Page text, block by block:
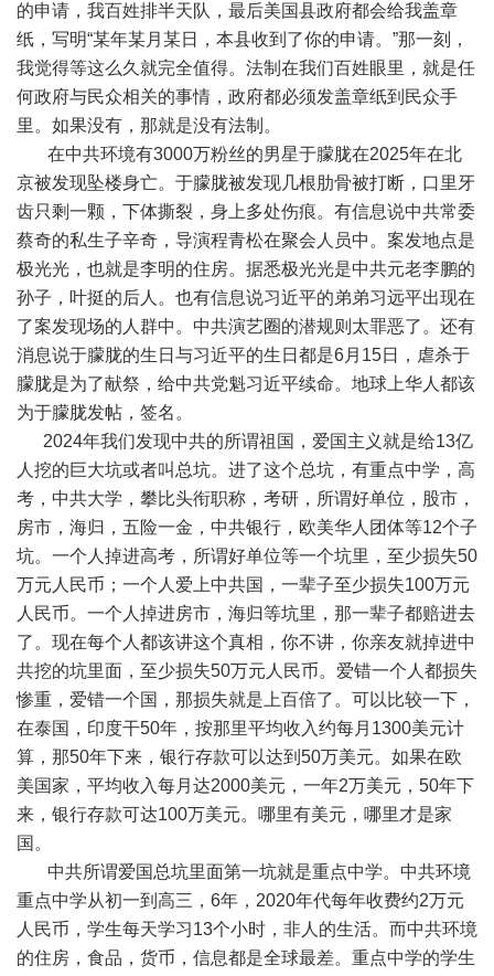
的申请，我百姓排半天队，最后美国县政府都会给我盖章
纸，写明“某年某月某日，本县收到了你的申请。 ”那一刻，
我觉得等这么久就完全值得。法制在我们百姓眼里，就是任
何政府与民众相关的事情，政府都必须发盖章纸到民众手
里。如果没有，那就是没有法制。
在中共环境有3000万粉丝的男星于朦胧在2025年在北
京被发现坠楼身亡。于朦胧被发现几根肋骨被打断，口里牙
齿只剩一颗，下体撕裂，身上多处伤痕。有信息说中共常委
蔡奇的私生子辛奇，导演程青松在聚会人员中。案发地点是
极光光，也就是李明的住房。据悉极光光是中共元老李鹏的
孙子，叶挺的后人。也有信息说习近平的弟弟习远平出现在
了案发现场的人群中。中共演艺圈的潜规则太罪恶了。还有
消息说于朦胧的生日与习近平的生日都是6月 15日，虐杀于
朦胧是为了献祭，给中共党魁习近平续命。地球上华人都该
为于朦胧发帖，签名。
2024年我们发现中共的所谓祖国，爱国主义就是给13亿
人挖的巨大坑或者叫总坑。进了这个总坑，有重点中学，高
考，中共大学，攀比头衔职称，考研，所谓好单位，股市，
房市，海归，五险一金，中共银行，欧美华人团体等12个子
坑。一个人掉进高考，所谓好单位等一个坑里，至少损失50
万元人民币；一个人爱上中共国，一辈子至少损失100万元
人民币。一个人掉进房市，海归等坑里，那一辈子都赔进去
了。现在每个人都该讲这个真相，你不讲，你亲友就掉进中
共挖的坑里面，至少损失50万元人民币。爱错一个人都损失
惨重，爱错一个国，那损失就是上百倍了。可以比较一下，
在泰国，印度干50年，按那里平均收入约每月 1300美元计
算，那50年下来，银行存款可以达到 50万美元。如果在欧
美国家，平均收入每月达2000美元，一年2万美元， 50年下
来，银行存款可达100万美元。哪里有美元，哪里才是家
国。
中共所谓爱国总坑里面第一坑就是重点中学。中共环境
重点中学从初一到高三， 6年， 2020年代每年收费约2万元
人民币，学生每天学习13个小时，非人的生活。而中共环境
的住房，食品，货币，信息都是全球最差。重点中学的学生